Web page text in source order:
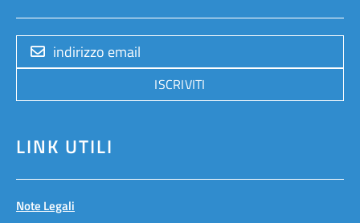
ISCRIVITI
LINK UTILI
Note Legali